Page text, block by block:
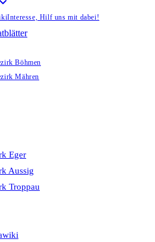
Interesse, Hilf uns mit dabei!
Böhmen
Mähren
Eger
Aussig
Troppau